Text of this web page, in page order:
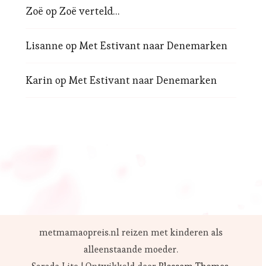
Zoë op Zoë verteld…
Lisanne op Met Estivant naar Denemarken
Karin op Met Estivant naar Denemarken
metmamaopreis.nl reizen met kinderen als
alleenstaande moeder.